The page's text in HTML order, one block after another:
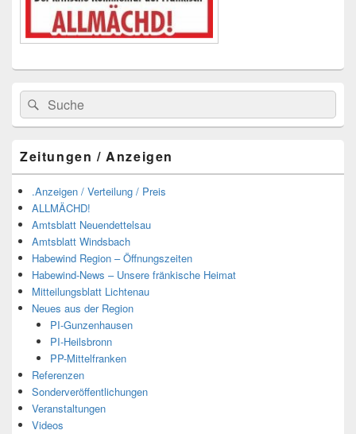
Suchen
nach:
Suchen
Zeitungen / Anzeigen
.Anzeigen / Verteilung / Preis
ALLMÄCHD!
Amtsblatt Neuendettelsau
Amtsblatt Windsbach
Habewind Region – Öffnungszeiten
Habewind-News – Unsere fränkische Heimat
Mitteilungsblatt Lichtenau
Neues aus der Region
PI-Gunzenhausen
PI-Heilsbronn
PP-Mittelfranken
Referenzen
Sonderveröffentlichungen
Veranstaltungen
Videos